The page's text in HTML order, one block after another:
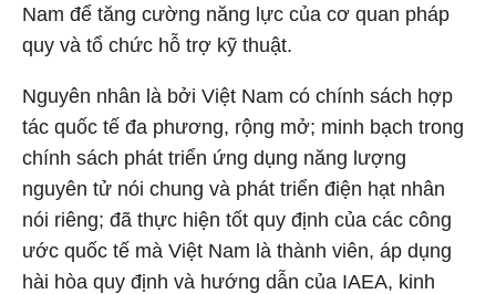
Nam để tăng cường năng lực của cơ quan pháp
quy và tổ chức hỗ trợ kỹ thuật.
Nguyên nhân là bởi Việt Nam có chính sách hợp
tác quốc tế đa phương, rộng mở; minh bạch trong
chính sách phát triển ứng dụng năng lượng
nguyên tử nói chung và phát triển điện hạt nhân
nói riêng; đã thực hiện tốt quy định của các công
ước quốc tế mà Việt Nam là thành viên, áp dụng
hài hòa quy định và hướng dẫn của IAEA, kinh